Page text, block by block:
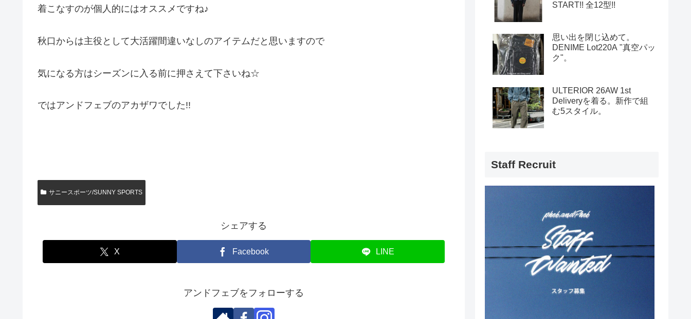
着こなすのが個人的にはオススメですね♪
秋口からは主役として大活躍間違いなしのアイテムだと思いますので
気になる方はシーズンに入る前に押さえて下さいね☆
ではアンドフェブのアカザワでした!!
サニースポーツ/SUNNY SPORTS
シェアする
X Facebook LINE
アンドフェブをフォローする
START!! 全12型!!
思い出を閉じ込めて。
DENIME Lot220A "真空パッ
ク"。
ULTERIOR 26AW 1st
Deliveryを着る。新作で組
む5スタイル。
Staff Recruit